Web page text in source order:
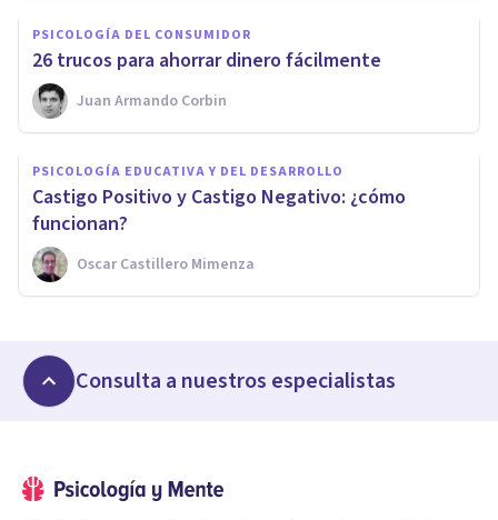
PSICOLOGÍA DEL CONSUMIDOR
26 trucos para ahorrar dinero fácilmente
Juan Armando Corbin
PSICOLOGÍA EDUCATIVA Y DEL DESARROLLO
Castigo Positivo y Castigo Negativo: ¿cómo
funcionan?
Oscar Castillero Mimenza
Consulta a nuestros especialistas